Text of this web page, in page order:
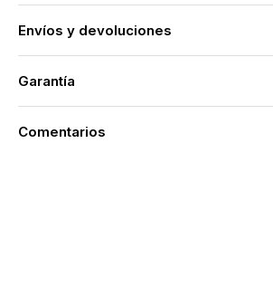
Envíos y devoluciones
Garantía
Comentarios